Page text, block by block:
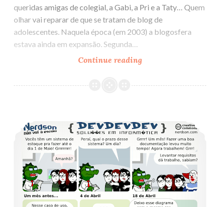
queridas amigas de colegial, a Gabi, a Pri e a Taty… Quem
olhar vai reparar de que se tratam de blog de
adolescentes. Naquela época (em 2003) a blogosfera
estava ainda em expansão. Segunda…
Continue reading
dos
Rational Unified Process